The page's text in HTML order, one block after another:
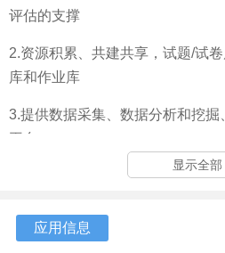
评估的支撑
2.资源积累、共建共享，试题/试
库和作业库
3.提供数据采集、数据分析和挖
平台
4.支持新中高考模式，支持走班制
5.增值性评价，对学生进步和教师
析
显示全部
应用信息